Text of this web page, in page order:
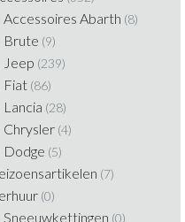
Accessoires Abarth (8)
Brute (9)
Jeep (239)
Fiat (86)
Lancia (28)
Chrysler (4)
Dodge (5)
(7)
(0)
Sneeuwkettingen (0)